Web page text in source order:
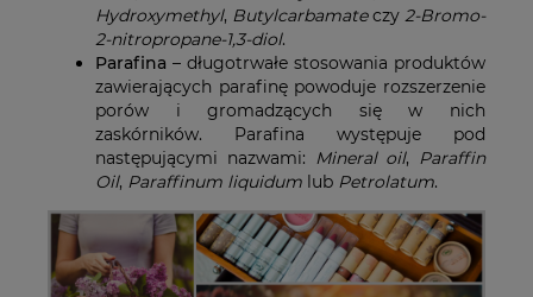
Hydroxymethyl, Butylcarbamateczy 2-Bromo-
2-nitropropane-1,3-diol.
Parafina – długotrwałe stosowania produktów
zawierających parafinę powoduje rozszerzenie
porów i gromadzących się w nich
zaskórników. Parafina występuje pod
następującymi nazwami: Mineral oil, Paraffin
Oil, Paraffinum liquidum lub Petrolatum.